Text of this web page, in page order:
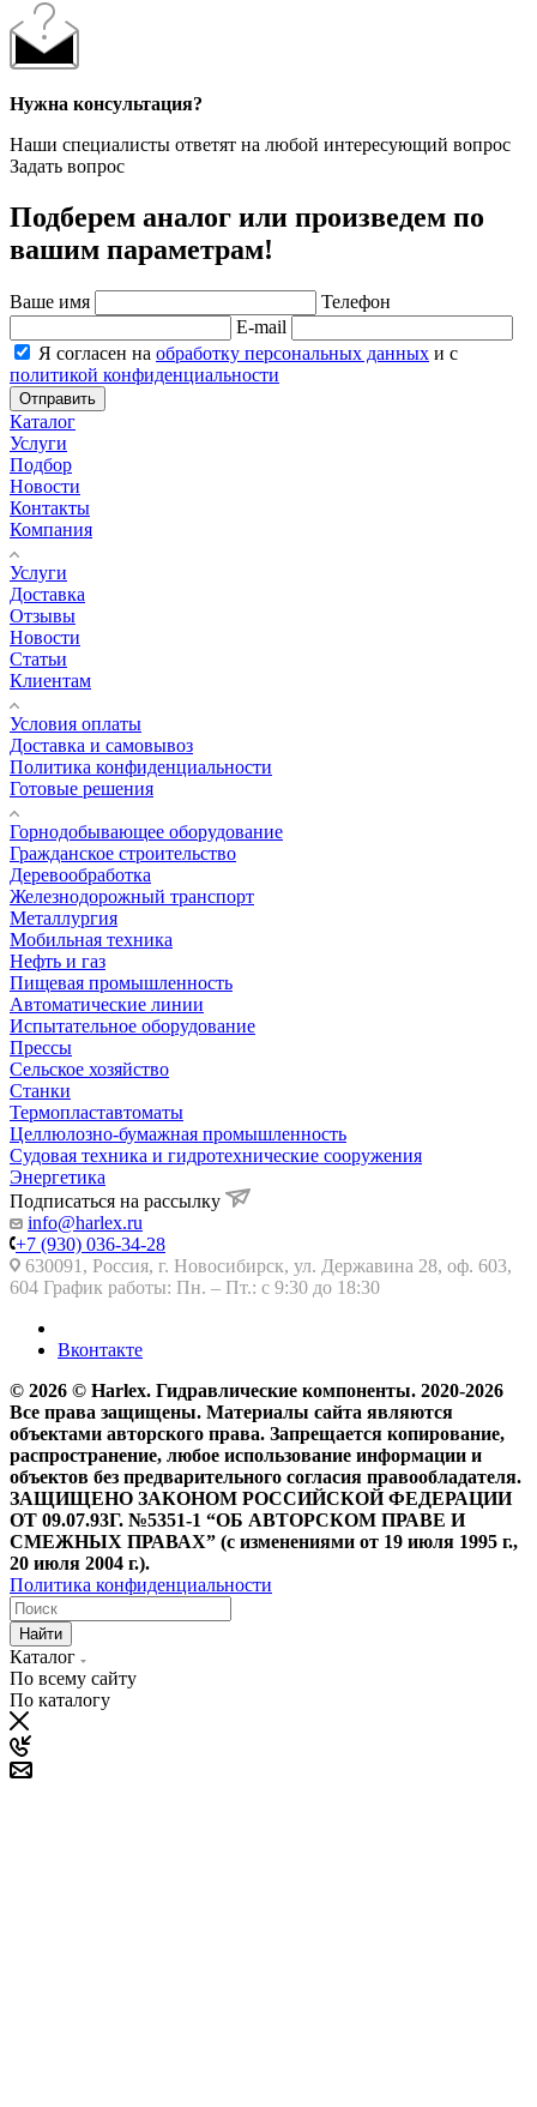
Нужна консультация?
Наши специалисты ответят на любой интересующий вопрос
Задать вопрос
Подберем аналог или произведем по
вашим параметрам!
Ваше имя
Телефон
E-mail
Я согласен на обработку персональных данных и с
политикой конфиденциальности
Отправить
Каталог
Услуги
Подбор
Новости
Контакты
Компания
Услуги
Доставка
Отзывы
Новости
Статьи
Клиентам
Условия оплаты
Доставка и самовывоз
Политика конфиденциальности
Готовые решения
Горнодобывающее оборудование
Гражданское строительство
Деревообработка
Железнодорожный транспорт
Металлургия
Мобильная техника
Нефть и газ
Пищевая промышленность
Автоматические линии
Испытательное оборудование
Прессы
Сельское хозяйство
Станки
Термопластавтоматы
Целлюлозно-бумажная промышленность
Судовая техника и гидротехнические сооружения
Энергетика
Подписаться на рассылку
info@harlex.ru
+7 (930) 036-34-28
630091, Россия, г. Новосибирск, ул. Державина 28, оф. 603,
604 График работы: Пн. – Пт.: с 9:30 до 18:30
Вконтакте
© 2026 © Harlex. Гидравлические компоненты. 2020-2026
Все права защищены. Материалы сайта являются
объектами авторского права. Запрещается копирование,
распространение, любое использование информации и
объектов без предварительного согласия правообладателя.
ЗАЩИЩЕНО ЗАКОНОМ РОССИЙСКОЙ ФЕДЕРАЦИИ
ОТ 09.07.93Г. №5351-1 “ОБ АВТОРСКОМ ПРАВЕ И
СМЕЖНЫХ ПРАВАХ” (с изменениями от 19 июля 1995 г.,
20 июля 2004 г.).
Политика конфиденциальности
Найти
Каталог
По всему сайту
По каталогу